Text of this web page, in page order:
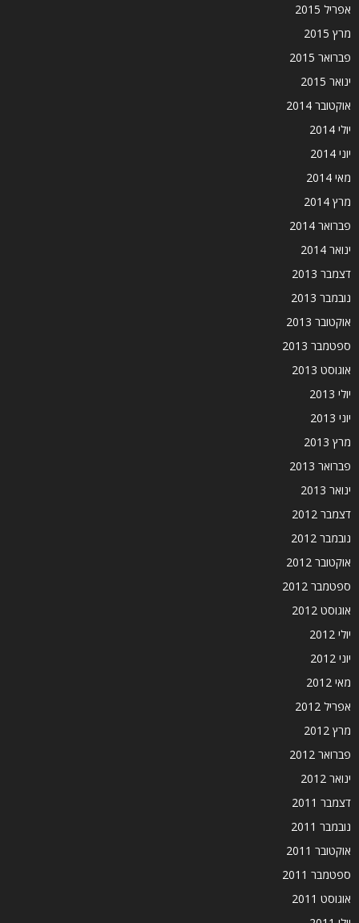
אפריל 2015
מרץ 2015
פברואר 2015
ינואר 2015
אוקטובר 2014
יולי 2014
יוני 2014
מאי 2014
מרץ 2014
פברואר 2014
ינואר 2014
דצמבר 2013
נובמבר 2013
אוקטובר 2013
ספטמבר 2013
אוגוסט 2013
יולי 2013
יוני 2013
מרץ 2013
פברואר 2013
ינואר 2013
דצמבר 2012
נובמבר 2012
אוקטובר 2012
ספטמבר 2012
אוגוסט 2012
יולי 2012
יוני 2012
מאי 2012
אפריל 2012
מרץ 2012
פברואר 2012
ינואר 2012
דצמבר 2011
נובמבר 2011
אוקטובר 2011
ספטמבר 2011
אוגוסט 2011